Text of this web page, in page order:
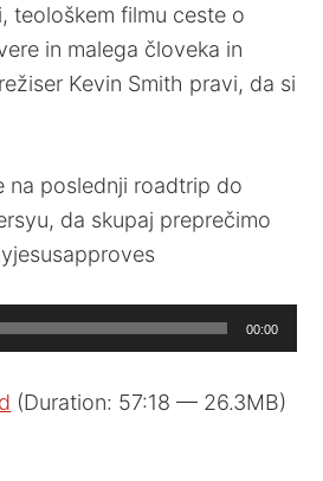
teološkem filmu ceste o
in malega človeka in
Kevin Smith pravi, da si
na poslednji roadtrip do
da skupaj preprečimo
00:00
(Duration: 57:18 — 26.3MB)